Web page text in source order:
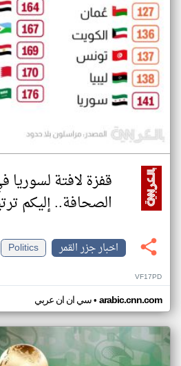
قفزة لافتة
الصحافة.. إليكم
اخبار جزر القمر
Politics
VF17PD
سي ان ان عربي• arabic.cnn.com